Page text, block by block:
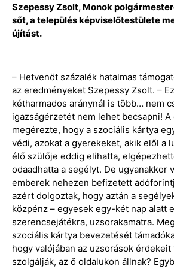
Szepessy Zsolt, Monok
sőt, a település képviselőtestülete
újítást.
– Hetvenöt százalék hatalmas
az eredményeket Szepessy Zsolt. –
kétharmados aránynál is több… nem
igazságérzetét nem lehet becsapni!
megérezte, hogy a szociális kártya
védi, azokat a gyerekeket, akik elől a
élő szülője eddig elihatta,
odaadhatta a segélyt. De ugyanakkor
emberek nehezen befizetett
azért dolgoztak, hogy aztán a
közpénz – egyesek egy-két nap alatt
szerencsejátékra, uzsorakamatra.
szociális kártya bevezetését
hogy valójában az uzsorások
szolgálják, az ő oldalukon állnak?